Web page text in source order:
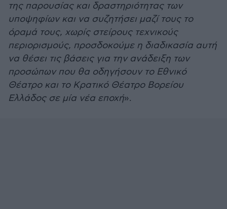
της παρουσίας και δραστηριότητας των
υποψηφίων και να συζητήσει μαζί τους το
όραμά τους, χωρίς στείρους τεχνικούς
περιορισμούς, προσδοκούμε η διαδικασία αυτή
να θέσει τις βάσεις για την ανάδειξη των
προσώπων που θα οδηγήσουν το Εθνικό
Θέατρο και το Κρατικό Θέατρο Βορείου
Ελλάδος σε μία νέα εποχή».